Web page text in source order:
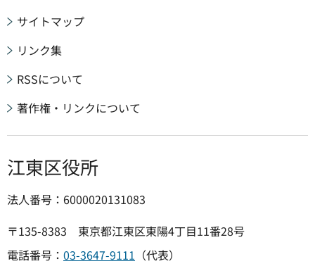
サイトマップ
リンク集
RSSについて
著作権・リンクについて
江東区役所
法人番号：6000020131083
〒135-8383 東京都江東区東陽4丁目11番28号
電話番号： 03-3647-9111 （代表）